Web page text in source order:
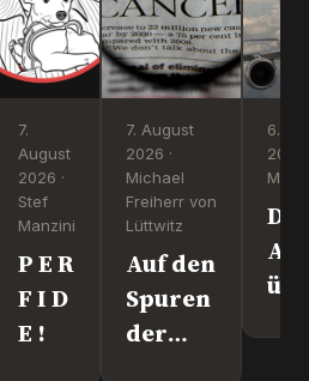
7.
August
2026 ·
Stef
Manzini
P E R
F I D
E !
7. August
2026 ·
Michael
Freiherr von
Lüttwitz
Auf den
Spuren
der
6.
2026